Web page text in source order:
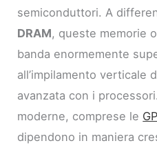
semiconduttori. A
DRAM, queste memorie
banda enormemente
all’impilamento verticale
avanzata con i
moderne, comprese le
dipendono in maniera